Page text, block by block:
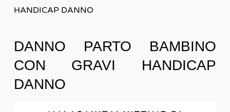
HANDICAP DANNO
DANNO PARTO BAMBINO
CON GRAVI HANDICAP
DANNO